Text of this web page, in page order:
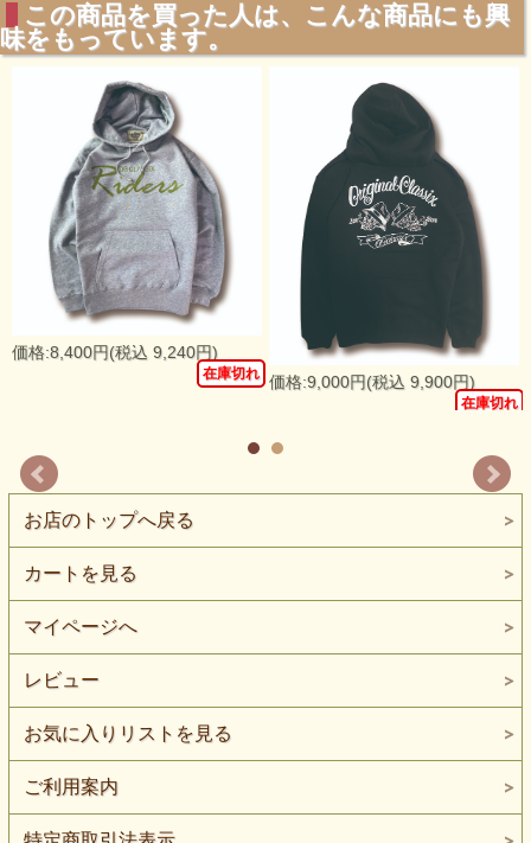
この商品を買った人は、こんな商品にも興
味をもっています。
価格:8,400円(税込 9,240円)
在庫切れ
価格:9,000円(税込 9,900円)
在庫切れ
お店のトップへ戻る
カートを見る
マイページへ
レビュー
お気に入りリストを見る
ご利用案内